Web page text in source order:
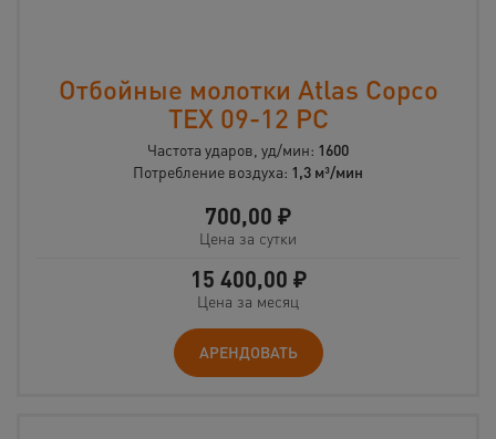
Отбойные молотки Atlas Copco
TEX 09-12 PC
Частота ударов, уд/мин: 1600
Потребление воздуха: 1,3 м³/мин
700,00 ₽
Цена за сутки
15 400,00 ₽
Цена за месяц
АРЕНДОВАТЬ